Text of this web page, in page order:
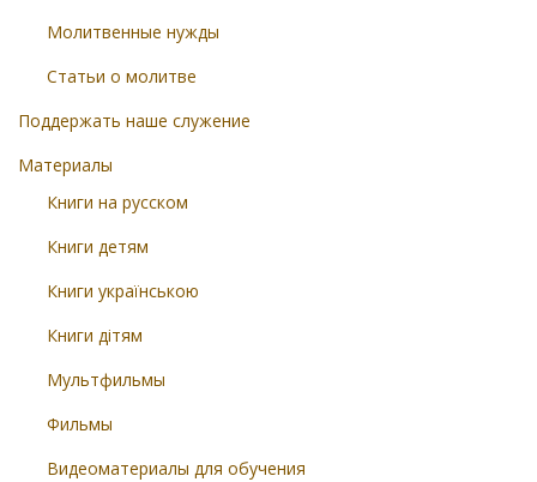
Молитвенные нужды
Статьи о молитве
Поддержать наше служение
Материалы
Книги на русском
Книги детям
Книги українською
Книги дітям
Мультфильмы
Фильмы
Видеоматериалы для обучения